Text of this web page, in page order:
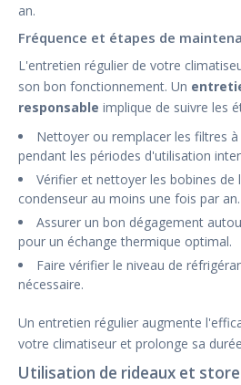
an.
Fréquence et étapes de
L'entretien régulier de votre
son bon fonctionnement. Un
responsable implique de suivre les
Nettoyer ou remplacer les filtres
pendant les périodes d'utilisation
Vérifier et nettoyer les bobines de
condenseur au moins une fois par an.
Assurer un bon dégagement
pour un échange thermique optimal.
Faire vérifier le niveau de
nécessaire.
Un entretien régulier augmente
votre climatiseur et prolonge sa
Utilisation de rideaux et